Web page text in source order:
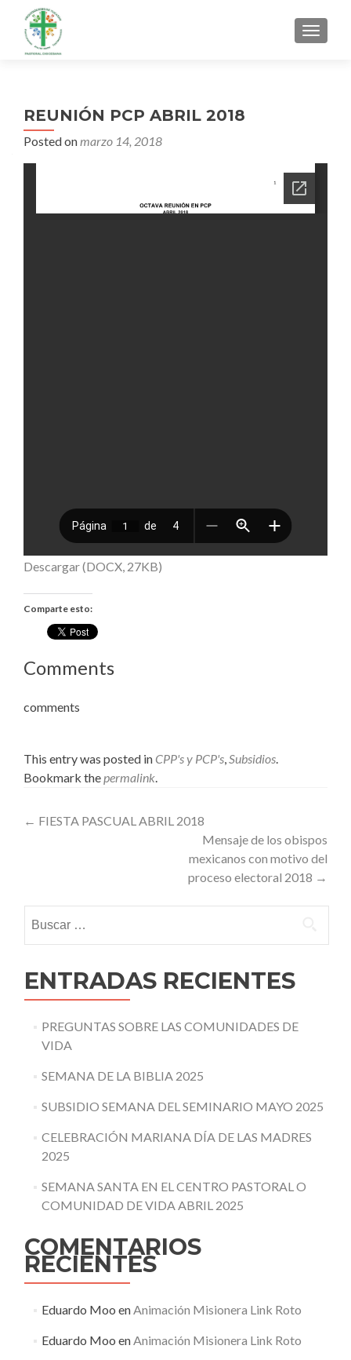
MENU
REUNIÓN PCP ABRIL 2018
Posted onmarzo 14, 2018
Descargar (DOCX, 27KB)
Comparte esto:
Comments
comments
This entry was posted in CPP's y PCP's,Subsidios.
Bookmark thepermalink.
Post
← FIESTA PASCUAL ABRIL 2018
Mensaje de los obispos
mexicanos con motivo del
proceso electoral 2018 →
ENTRADAS RECIENTES
PREGUNTAS SOBRE LAS COMUNIDADES DE
VIDA
SEMANA DE LA BIBLIA 2025
SUBSIDIO SEMANA DEL SEMINARIO MAYO 2025
CELEBRACIÓN MARIANA DÍA DE LAS MADRES
2025
SEMANA SANTA EN EL CENTRO PASTORAL O
COMUNIDAD DE VIDA ABRIL 2025
COMENTARIOS
RECIENTES
Eduardo Moo enAnimación Misionera Link Roto
Eduardo Moo enAnimación Misionera Link Roto